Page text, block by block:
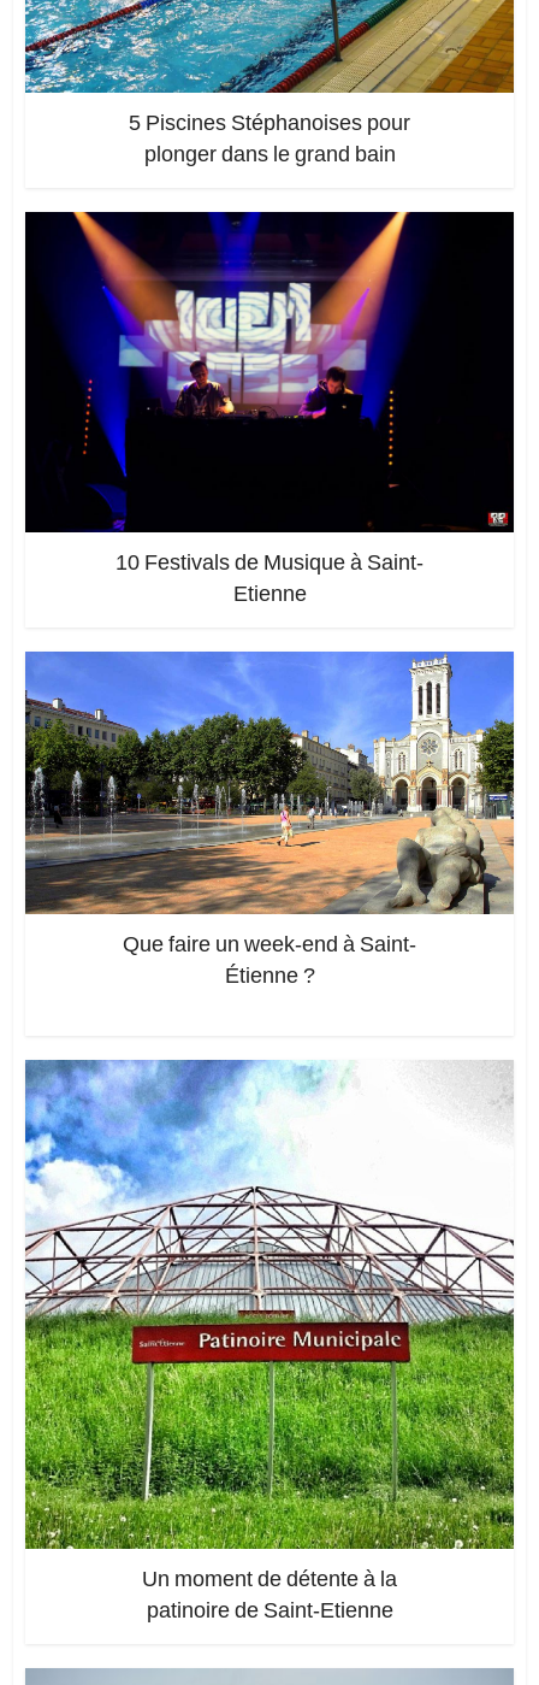
5 Piscines Stéphanoises pour
plonger dans le grand bain
10 Festivals de Musique à Saint-
Etienne
Que faire un week-end à Saint-
Étienne ?
Un moment de détente à la
patinoire de Saint-Etienne